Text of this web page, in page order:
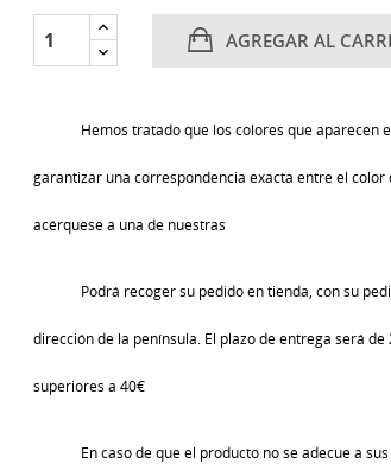
AGREGAR AL
Hemos tratado que los colores que aparecen
garantizar una correspondencia exacta entre el
acérquese a una de nuestras
Podrá recoger su pedido en tienda, con su
dirección de la península. El plazo de entrega será
superiores a 40€
En caso de que el producto no se adecue a